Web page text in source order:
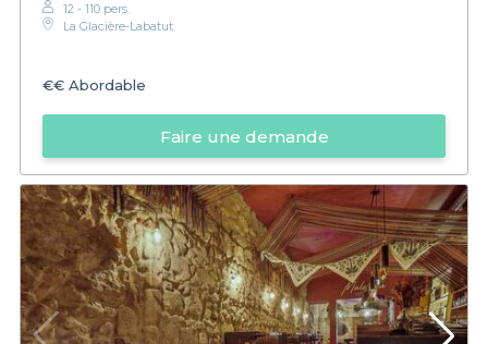
12 - 110 pers.
La Glacière-Labatut
€€ Abordable
Faire une demande